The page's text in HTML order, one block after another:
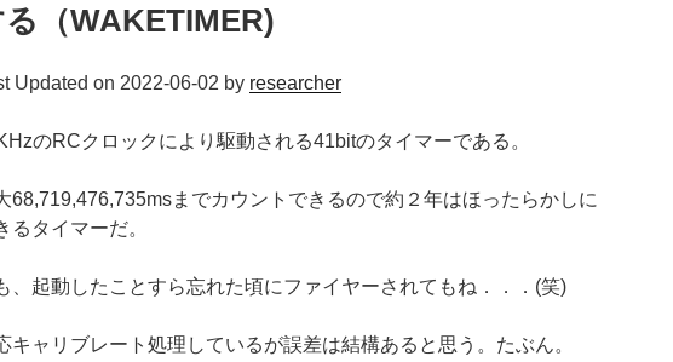
（WAKETIMER)
Updated on 2022-06-02 by researcher
のRCクロックにより駆動される41bitのタイマーである。
68,719,476,735msまでカウントできるので約２年はほったらかしに
るタイマーだ。
、起動したことすら忘れた頃にファイヤーされてもね．．．(笑)
キャリブレート処理しているが誤差は結構あると思う。たぶん。